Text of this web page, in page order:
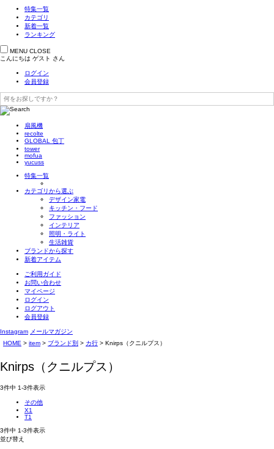
特集一覧
カテゴリ
新着一覧
ランキング
MENU CLOSE
こんにちは ゲスト さん
ログイン
会員登録
扇風機
recolte
GLOBAL 包丁
tower
mofua
yucuss
特集一覧
カテゴリから選ぶ
デザイン家電
キッチン・フード
ファッション
インテリア
照明・ライト
生活雑貨
ブランドから探す
新着アイテム
ご利用ガイド
お問い合わせ
マイページ
ログイン
ログアウト
会員登録
Instagram メールマガジン
HOME
item ブランド別 カ行 Knirps（クニルプス）
Knirps（クニルプス）
3件中 1-3件表示
その他
X1
T1
3件中 1-3件表示
並び替え